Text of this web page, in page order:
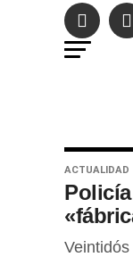
ACTUALIDAD